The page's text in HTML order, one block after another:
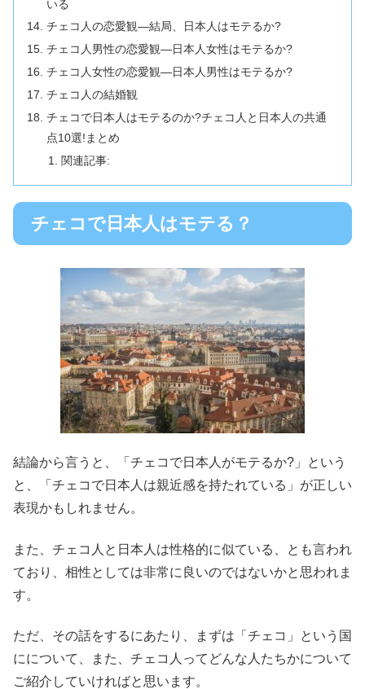
いる
チェコ人の恋愛観―結局、日本人はモテるか?
チェコ人男性の恋愛観―日本人女性はモテるか?
チェコ人女性の恋愛観―日本人男性はモテるか?
チェコ人の結婚観
チェコで日本人はモテるのか?チェコ人と日本人の共通
点10選!まとめ
関連記事:
チェコで日本人はモテる？
結論から言うと、「 チェコで日本人がモテるか? 」という
と、「 チェコで日本人は親近感を持たれている 」が正しい
表現かもしれません。
また、 チェコ人と日本人は性格的に似ている
、とも言われ
ており、 相性としては非常に良いのではないかと思われま
す。
ただ、その話をするにあたり、まずは「チェコ」という国
にについて、また、チェコ人ってどんな人たちかについて
ご紹介していければと思います。